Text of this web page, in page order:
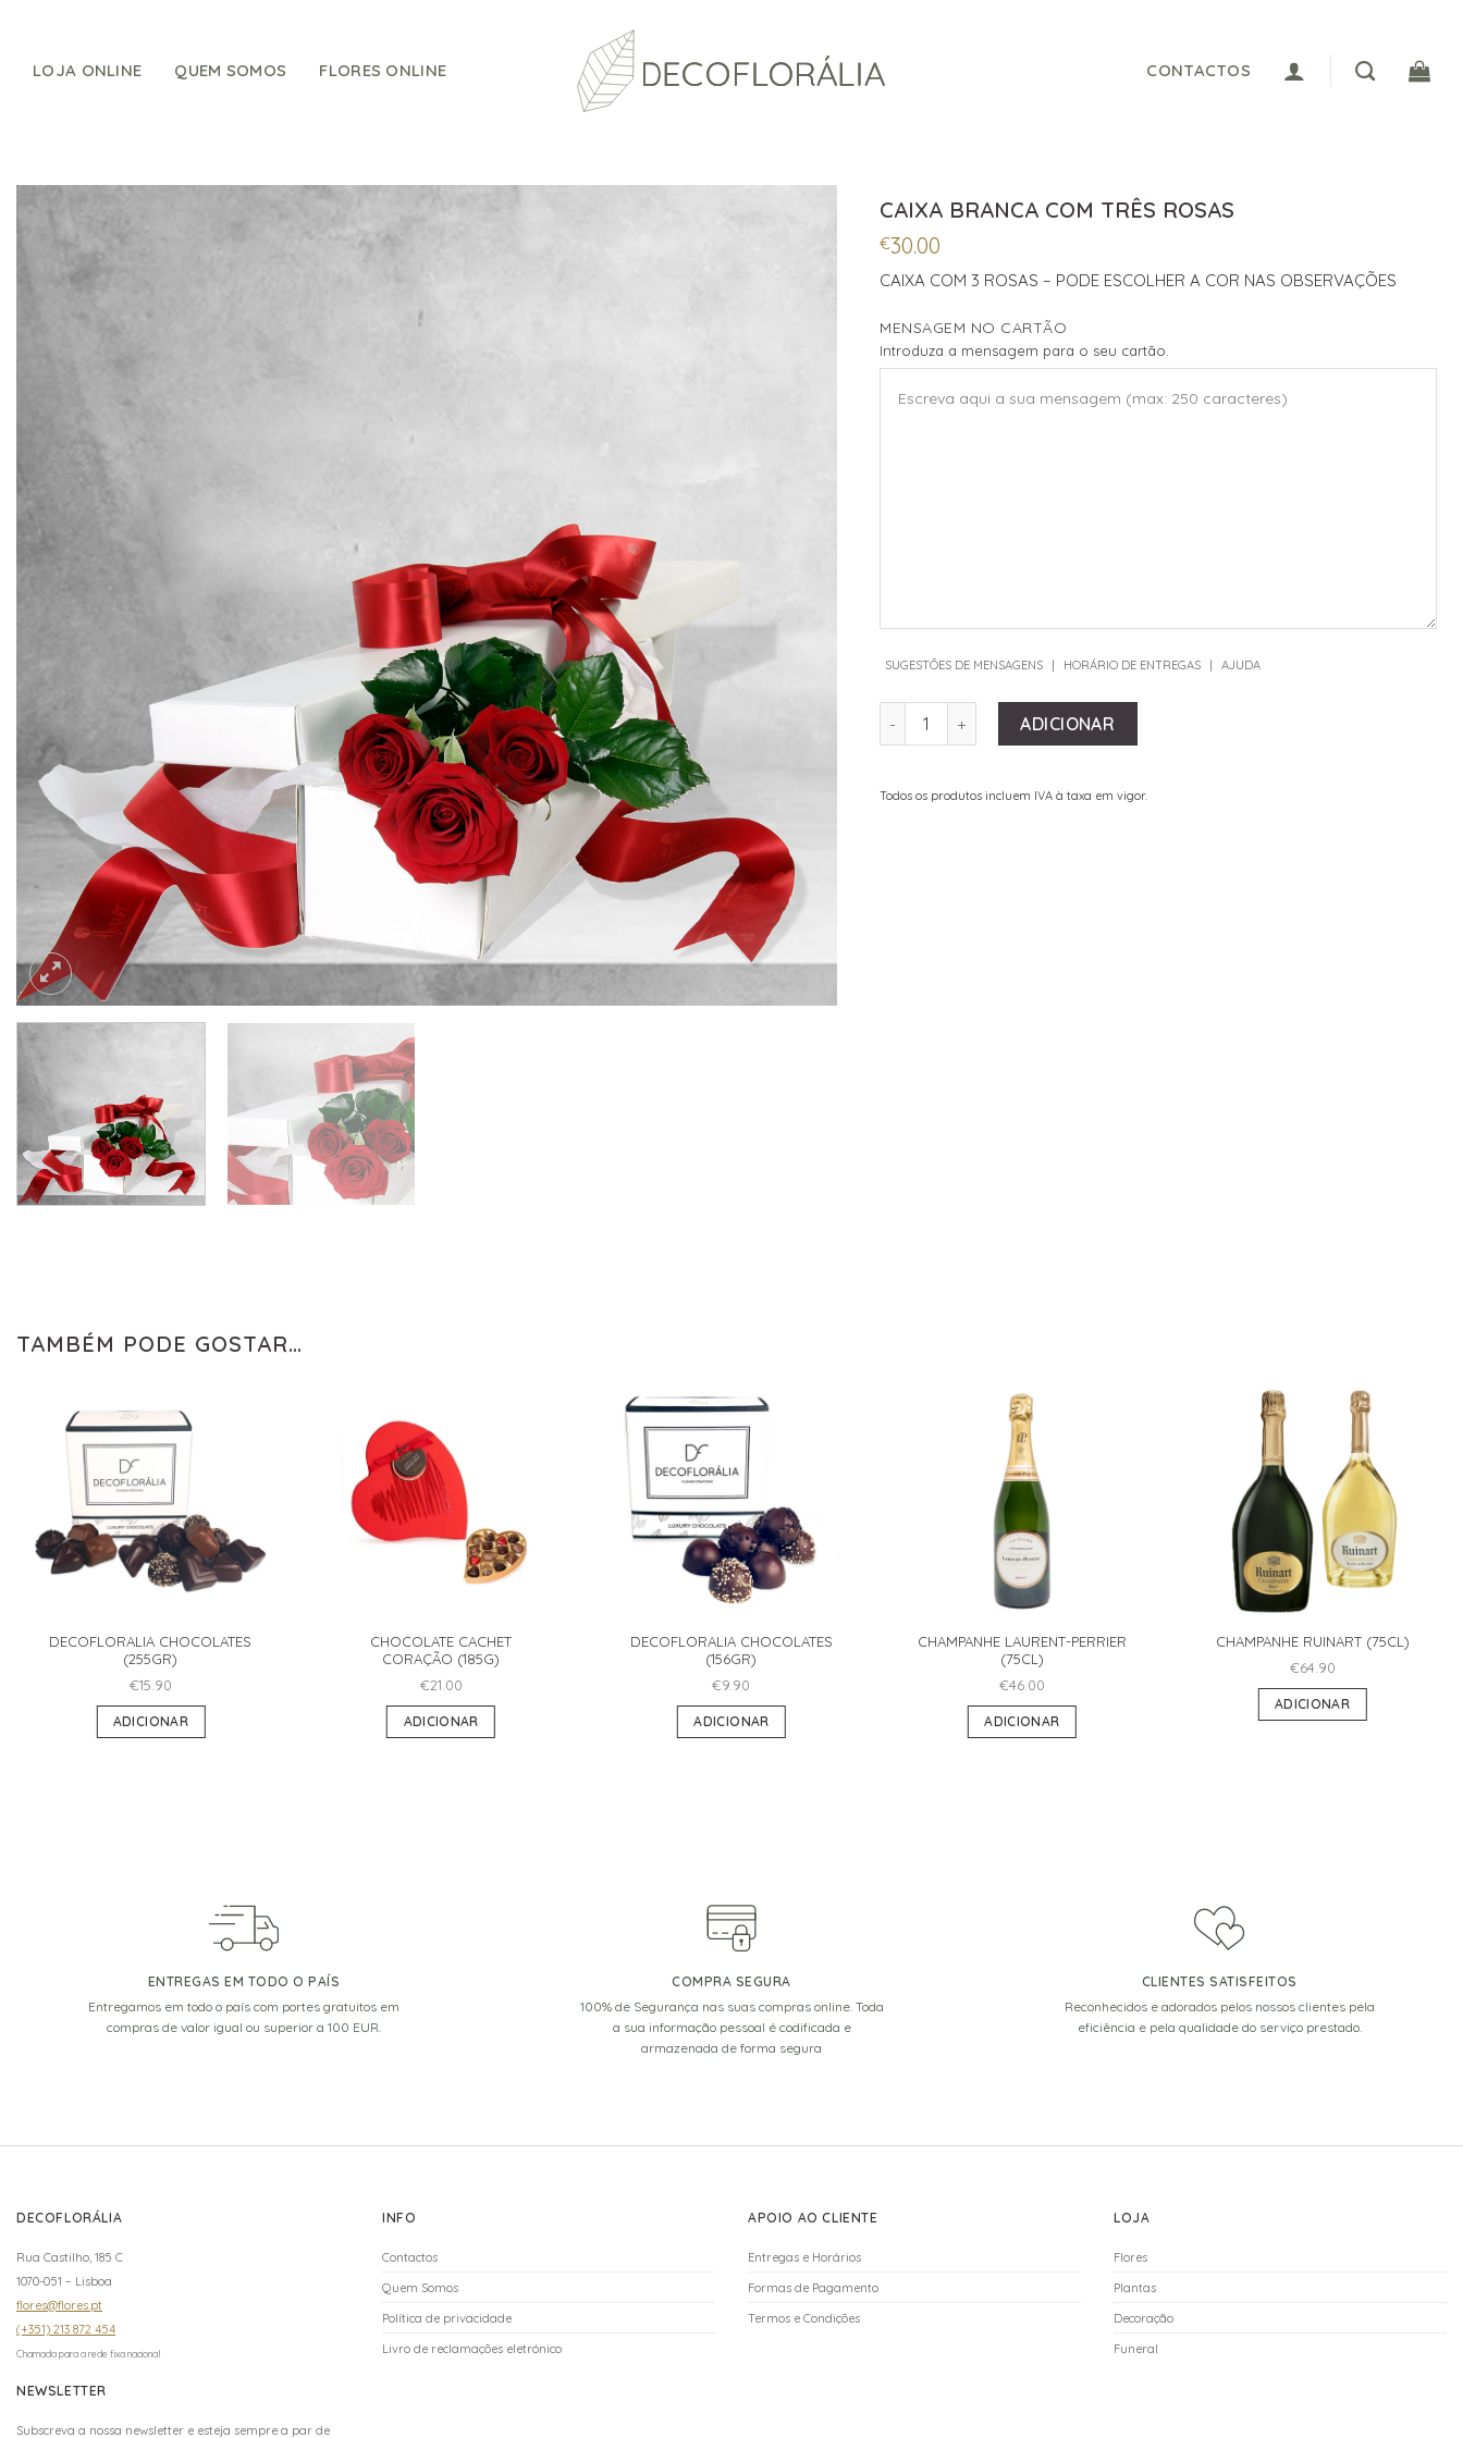
contentLOJA ONLINE QUEM SOMOS FLORES ONLINE CONTACTOS
CAIXA BRANCA COM TRÊS ROSAS
€30.00
CAIXA COM 3 ROSAS – PODE ESCOLHER A COR NAS OBSERVAÇÕES
MENSAGEM NO CARTÃO
Introduza a mensagem para o seu cartão.
SUGESTÕES DE MENSAGENS HORÁRIO DE ENTREGAS AJUDA
QUANTIDADE DE CAIXA BRANCA COM TRÊS ROSAS
ADICIONAR
Todos os produtos incluem IVA à taxa em vigor.
TAMBÉM PODE GOSTAR…
DECOFLORALIA CHOCOLATES
(255GR)
€15.90
ADICIONAR
CHOCOLATE CACHET
CORAÇÃO (185G)
€21.00
ADICIONAR
DECOFLORALIA CHOCOLATES
(156GR)
€9.90
ADICIONAR
CHAMPANHE LAURENT-PERRIER
(75CL)
€46.00
ADICIONAR
CHAMPANHE RUINART (75CL)
€64.90
ADICIONAR
ENTREGAS EM TODO O PAÍS
Entregamos em todo o país com portes gratuitos em
compras de valor igual ou superior a 100 EUR.
COMPRA SEGURA
100% de Segurança nas suas compras online. Toda
a sua informação pessoal é codificada e
armazenada de forma segura
CLIENTES SATISFEITOS
Reconhecidos e adorados pelos nossos clientes pela
eficiência e pela qualidade do serviço prestado.
DECOFLORÁLIA
Rua Castilho, 185 C
1070-051 – Lisboa
flores@flores.pt
(+351) 213 872 454
Chamada para a rede fixa nacional
NEWSLETTER
Subscreva a nossa newsletter e esteja sempre a par de
INFO
Contactos
Quem Somos
Política de privacidade
Livro de reclamações eletrónico
APOIO AO CLIENTE
Entregas e Horários
Formas de Pagamento
Termos e Condições
LOJA
Flores
Plantas
Decoração
Funeral